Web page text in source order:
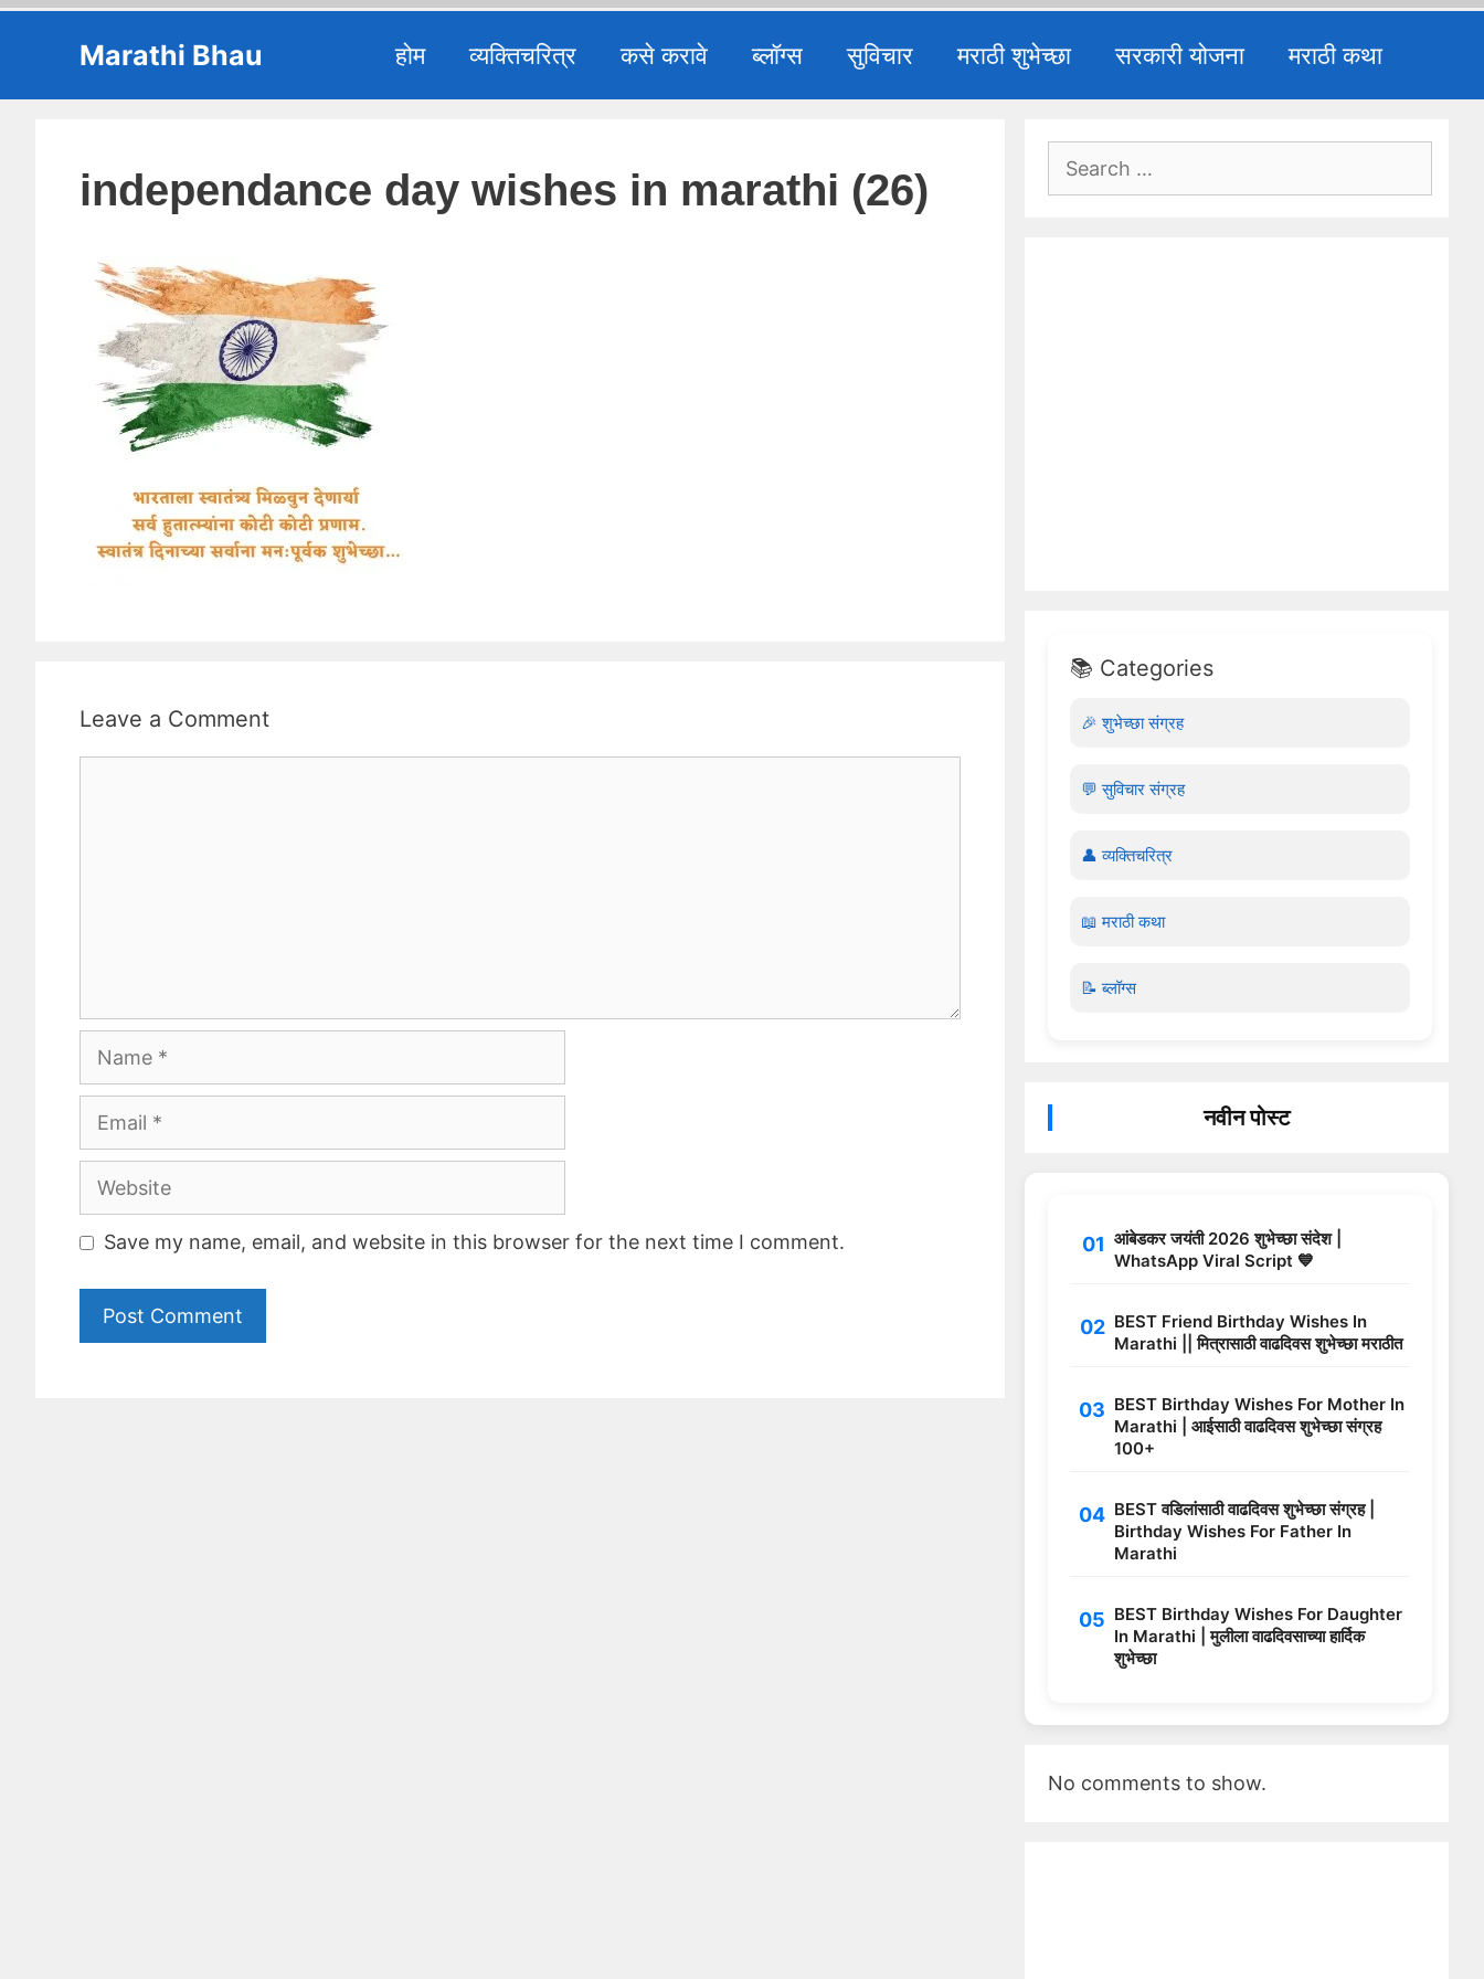
Marathi Bhau होम व्यक्तिचरित्र कसे करावे ब्लॉग्स सुविचार मराठी शुभेच्छा सरकारी योजना मराठी कथा
independance day wishes in marathi (26)
Leave a Comment
Name
Email
Website
Save my name, email, and website in this browser for the next time I comment.
Search
for:
📚 Categories
🎉 शुभेच्छा संग्रह
💬 सुविचार संग्रह
👤 व्यक्तिचरित्र
📖 मराठी कथा
📝 ब्लॉग्स
नवीन पोस्ट
आंबेडकर जयंती 2026 शुभेच्छा संदेश |
WhatsApp Viral Script 💙
BEST Friend Birthday Wishes In
Marathi || मित्रासाठी वाढदिवस शुभेच्छा मराठीत
BEST Birthday Wishes For Mother In
Marathi | आईसाठी वाढदिवस शुभेच्छा संग्रह
100+
BEST वडिलांसाठी वाढदिवस शुभेच्छा संग्रह |
Birthday Wishes For Father In
Marathi
BEST Birthday Wishes For Daughter
In Marathi | मुलीला वाढदिवसाच्या हार्दिक
शुभेच्छा
No comments to show.